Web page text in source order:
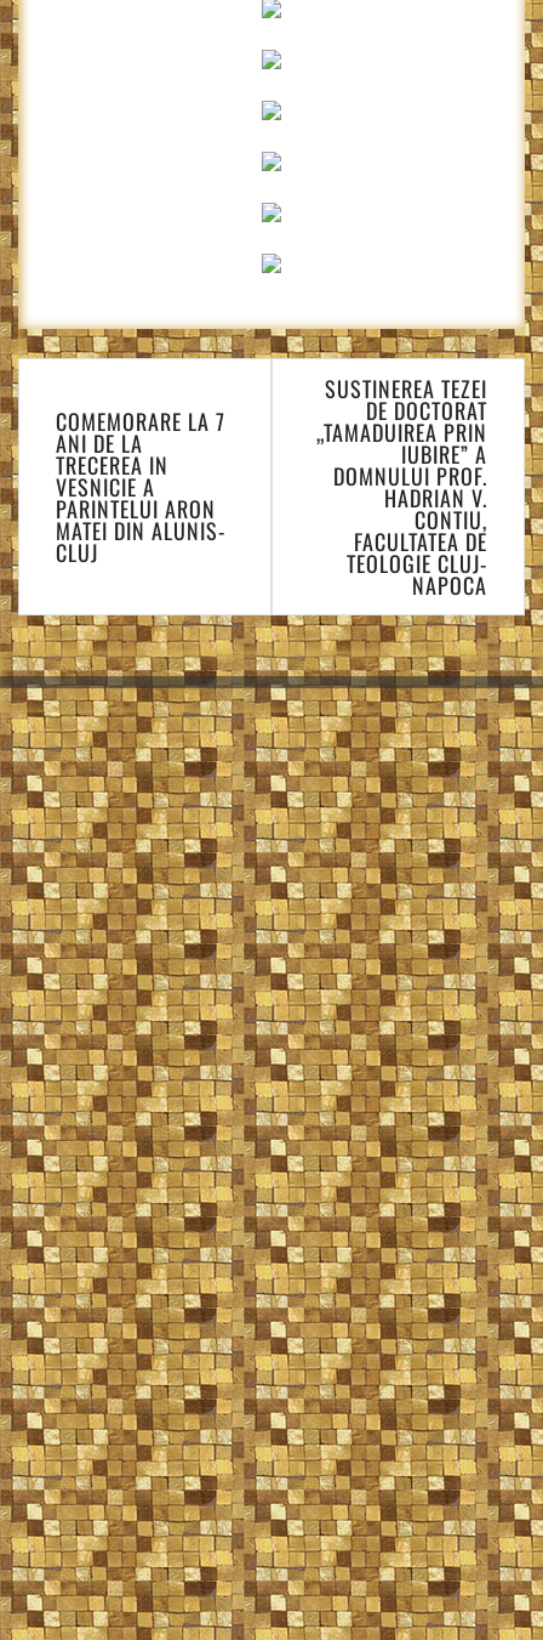
Navigare
în
articole
COMEMORARE LA 7
ANI DE LA
TRECEREA IN
VESNICIE A
PARINTELUI ARON
MATEI DIN ALUNIS-
CLUJ
SUSTINEREA TEZEI
DE DOCTORAT
„TAMADUIREA PRIN
IUBIRE” A
DOMNULUI PROF.
HADRIAN V.
CONTIU,
FACULTATEA DE
TEOLOGIE CLUJ-
NAPOCA